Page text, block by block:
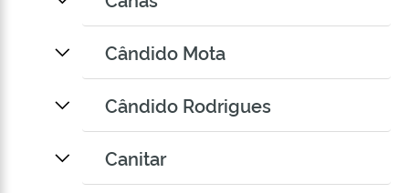
Cândido Mota
Cândido Rodrigues
Canitar